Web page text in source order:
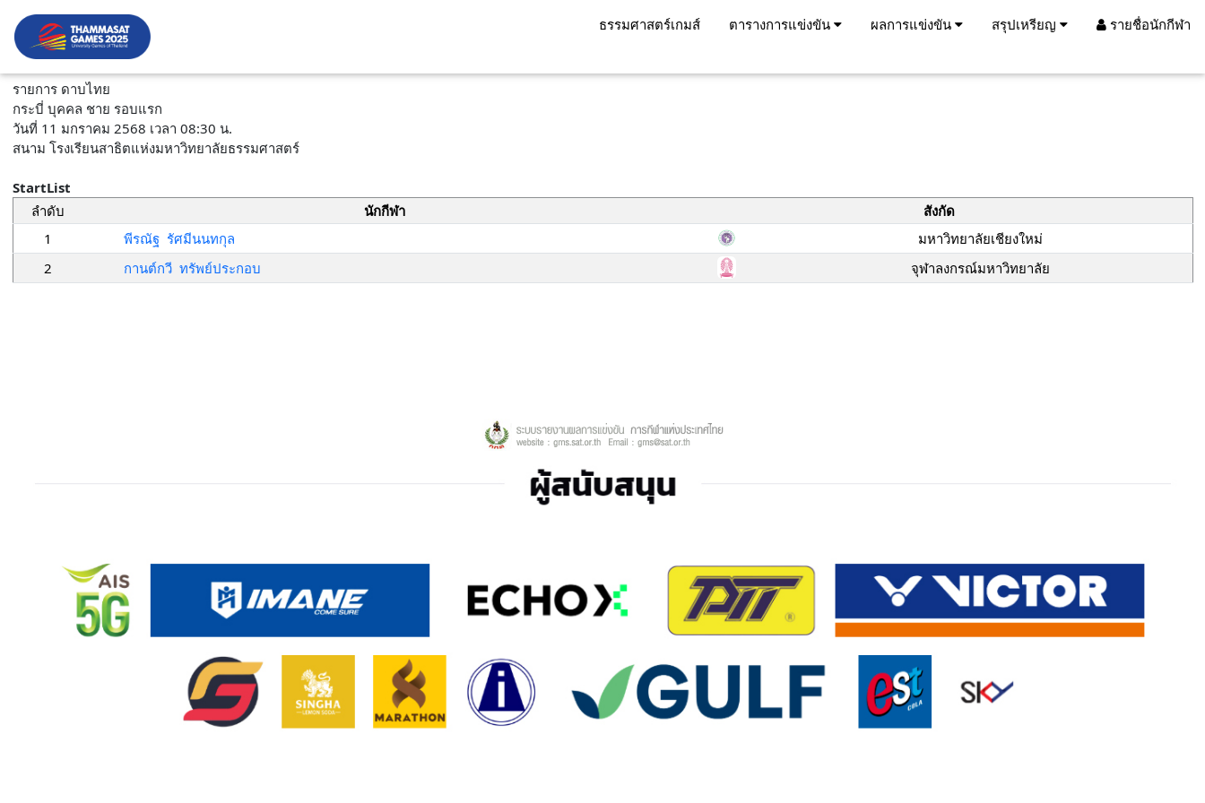
ธรรมศาสตร์เกมส์ ตารางการแข่งขัน ผลการแข่งขัน สรุปเหรียญ รายชื่อนักกีฬา
รายการ ดาบไทย
กระบี่ บุคคล ชาย รอบแรก
วันที่ 11 มกราคม 2568 เวลา 08:30 น.
สนาม โรงเรียนสาธิตแห่งมหาวิทยาลัยธรรมศาสตร์
StartList
ลำดับ
นักกีฬา
สังกัด
1
พีรณัฐ รัศมีนนทกุล
มหาวิทยาลัยเชียงใหม่
2
กานต์กวี ทรัพย์ประกอบ จุฬาลงกรณ์มหาวิทยาลัย